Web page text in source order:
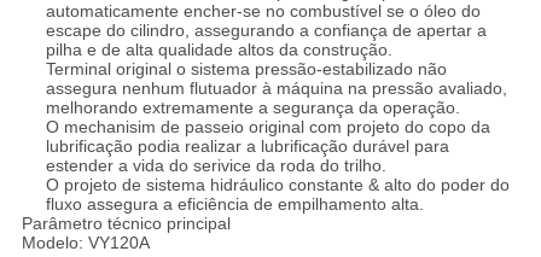
automaticamente encher-se no combustível se o óleo do
escape do cilindro, assegurando a confiança de apertar a
pilha e de alta qualidade altos da construção.
Terminal original o sistema pressão-estabilizado não
assegura nenhum flutuador à máquina na pressão avaliado,
melhorando extremamente a segurança da operação.
O mechanisim de passeio original com projeto do copo da
lubrificação podia realizar a lubrificação durável para
estender a vida do serivice da roda do trilho.
O projeto de sistema hidráulico constante & alto do poder do
fluxo assegura a eficiência de empilhamento alta.
Parâmetro técnico principal
Modelo: VY120A